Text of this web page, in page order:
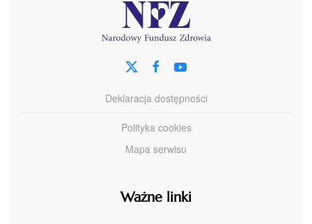
Deklaracja dostępności
Polityka cookies
Mapa serwisu
Ważne linki